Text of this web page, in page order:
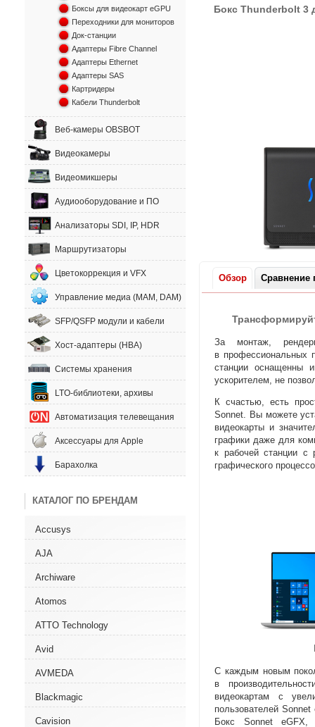
Боксы для видеокарт eGPU
Переходники для мониторов
Док-станции
Адаптеры Fibre Channel
Адаптеры Ethernet
Адаптеры SAS
Картридеры
Кабели Thunderbolt
Веб-камеры OBSBOT
Видеокамеры
Видеомикшеры
Аудиооборудование и ПО
Анализаторы SDI, IP, HDR
Маршрутизаторы
Цветокоррекция и VFX
Управление медиа (MAM, DAM)
SFP/QSFP модули и кабели
Хост-адаптеры (HBA)
Системы хранения
LTO-библиотеки, архивы
Автоматизация телевещания
Аксессуары для Apple
Барахолка
КАТАЛОГ ПО БРЕНДАМ
Accusys
AJA
Archiware
Atomos
ATTO Technology
Avid
AVMEDA
Blackmagic
Cavision
Бокс Thunderbolt 3
Обзор Сравнение
За монтаж
в профессиональных
станции оснащенны
ускорителем
не
К счастью
есть
Sonnet. Вы можете
видеокарты и
графики даже для
к рабочей станции
графического
С каждым новым
в
видеокартам с
пользователей Sonnet
Бокс Sonnet eGFX